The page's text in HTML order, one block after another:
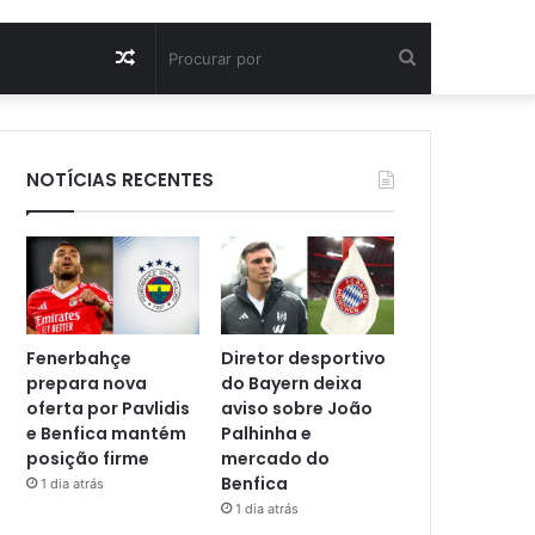
por
Artigo
aleatório
NOTÍCIAS RECENTES
Fenerbahçe
prepara nova
oferta por Pavlidis
e Benfica mantém
posição firme
1 dia atrás
Diretor desportivo
do Bayern deixa
aviso sobre João
Palhinha e
mercado do
Benfica
1 dia atrás